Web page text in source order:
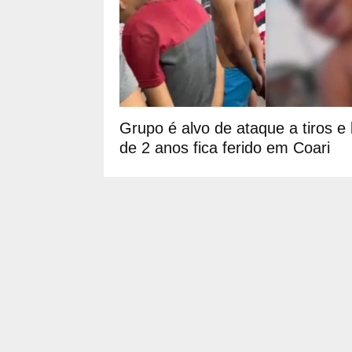
Grupo é alvo de ataque a tiros e
de 2 anos fica ferido em Coari